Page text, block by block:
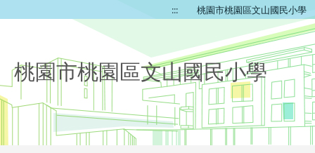
::: 桃園市桃園區文山國民小學
桃園市桃園區文山國民小學